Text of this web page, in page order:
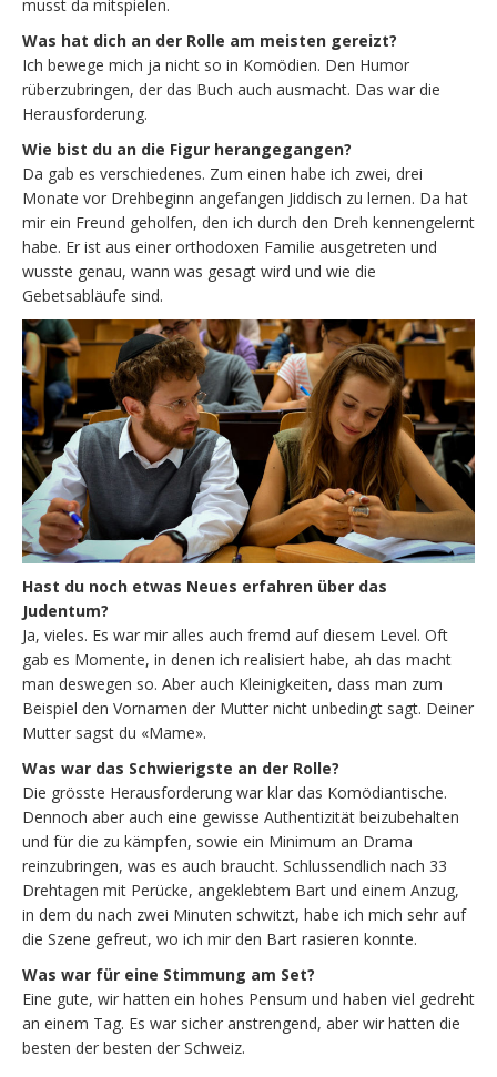
musst da mitspielen.
Was hat dich an der Rolle am meisten gereizt?
Ich bewege mich ja nicht so in Komödien. Den Humor
rüberzubringen, der das Buch auch ausmacht. Das war die
Herausforderung.
Wie bist du an die Figur herangegangen?
Da gab es verschiedenes. Zum einen habe ich zwei, drei
Monate vor Drehbeginn angefangen Jiddisch zu lernen. Da hat
mir ein Freund geholfen, den ich durch den Dreh kennengelernt
habe. Er ist aus einer orthodoxen Familie ausgetreten und
wusste genau, wann was gesagt wird und wie die
Gebetsabläufe sind.
Hast du noch etwas Neues erfahren über das
Judentum?
Ja, vieles. Es war mir alles auch fremd auf diesem Level. Oft
gab es Momente, in denen ich realisiert habe, ah das macht
man deswegen so. Aber auch Kleinigkeiten, dass man zum
Beispiel den Vornamen der Mutter nicht unbedingt sagt. Deiner
Mutter sagst du «Mame».
Was war das Schwierigste an der Rolle?
Die grösste Herausforderung war klar das Komödiantische.
Dennoch aber auch eine gewisse Authentizität beizubehalten
und für die zu kämpfen, sowie ein Minimum an Drama
reinzubringen, was es auch braucht. Schlussendlich nach 33
Drehtagen mit Perücke, angeklebtem Bart und einem Anzug,
in dem du nach zwei Minuten schwitzt, habe ich mich sehr auf
die Szene gefreut, wo ich mir den Bart rasieren konnte.
Was war für eine Stimmung am Set?
Eine gute, wir hatten ein hohes Pensum und haben viel gedreht
an einem Tag. Es war sicher anstrengend, aber wir hatten die
besten der besten der Schweiz.